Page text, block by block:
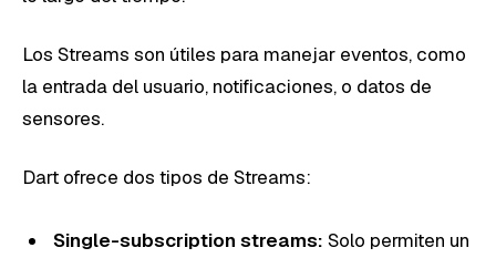
Los Streams son útiles para manejar eventos, como
la entrada del usuario, notificaciones, o datos de
sensores.
Dart ofrece dos tipos de Streams:
Single-subscription streams: Solo permiten un